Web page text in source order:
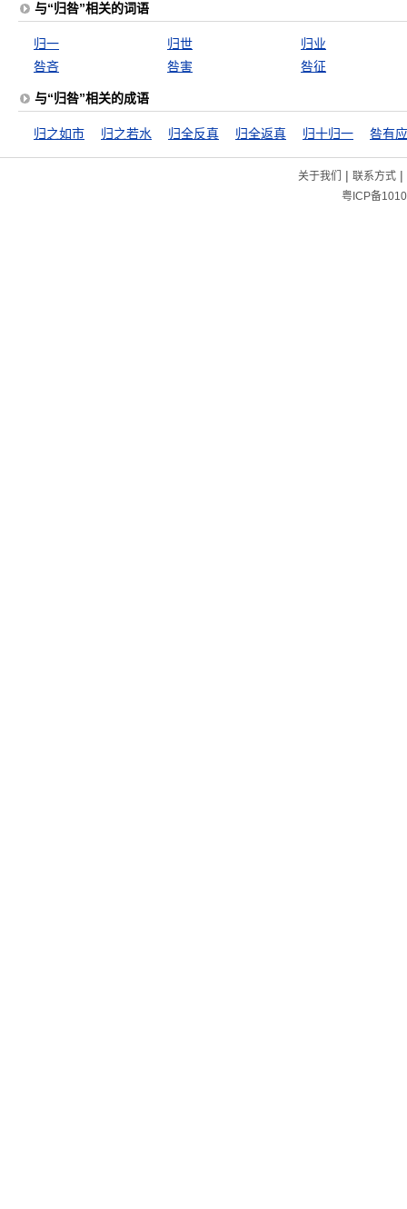
与“归咎”相关的词语
归一 归世
归业
咎吝
咎害 咎征
与“归咎”相关的成语
归之如市 归之若水 归全反真 归全返真 归十归一 咎有
关于我们 | 联系方式|
粤ICP备